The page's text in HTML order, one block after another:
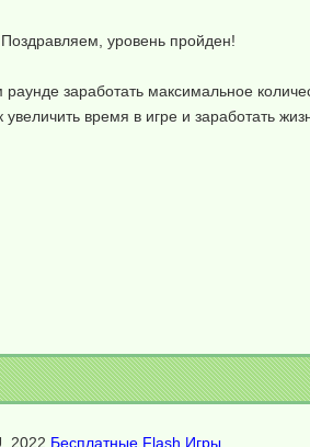
уровень пройден!
заработать максимальное
время в игре и заработать
2022 Бесплатные Flash Игры